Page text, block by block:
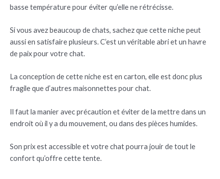
basse température pour éviter qu’elle ne rétrécisse.
Si vous avez beaucoup de chats, sachez que cette niche peut
aussi en satisfaire plusieurs. C’est un véritable abri et un havre
de paix pour votre chat.
La conception de cette niche est en carton, elle est donc plus
fragile que d’autres maisonnettes pour chat.
Il faut la manier avec précaution et éviter de la mettre dans un
endroit où il y a du mouvement, ou dans des pièces humides.
Son prix est accessible et votre chat pourra jouir de tout le
confort qu’offre cette tente.